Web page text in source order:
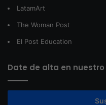
LatamArt
The Woman Post
El Post Education
Date de alta en